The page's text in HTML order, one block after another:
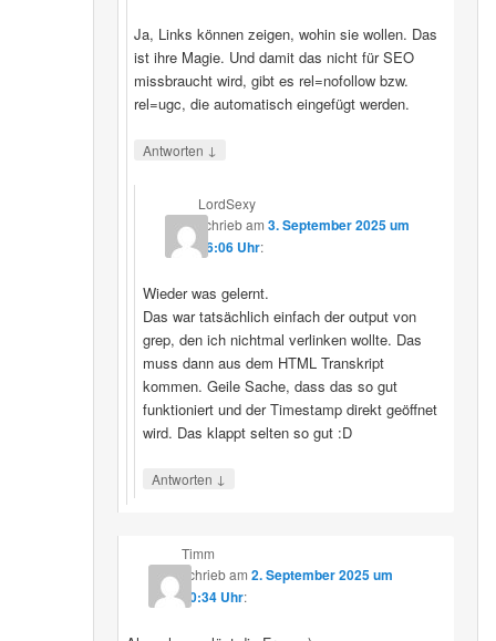
Ja, Links können zeigen, wohin sie wollen. Das
ist ihre Magie. Und damit das nicht für SEO
missbraucht wird, gibt es rel=nofollow bzw.
rel=ugc, die automatisch eingefügt werden.
Antworten ↓
LordSexy
schriebam 3. September 2025 um
16:06 Uhr:
Wieder was gelernt.
Das war tatsächlich einfach der output von
grep, den ich nichtmal verlinken wollte. Das
muss dann aus dem HTML Transkript
kommen. Geile Sache, dass das so gut
funktioniert und der Timestamp direkt geöffnet
wird. Das klappt selten so gut :D
Antworten ↓
Timm
schriebam 2. September 2025 um
10:34 Uhr: